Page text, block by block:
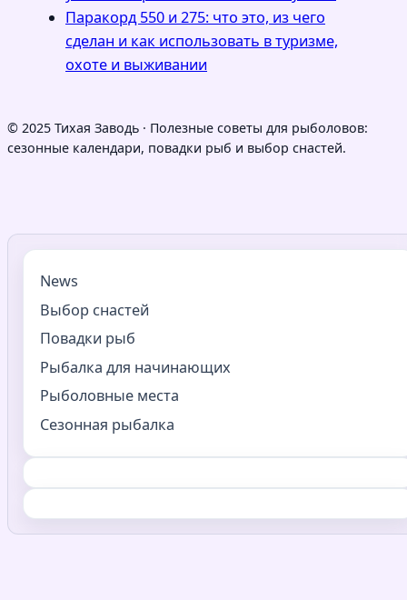
Паракорд 550 и 275: что это, из чего
сделан и как использовать в туризме,
охоте и выживании
© 2025 Тихая Заводь · Полезные советы для рыболовов:
сезонные календари, повадки рыб и выбор снастей.
News
Выбор снастей
Повадки рыб
Рыбалка для начинающих
Рыболовные места
Сезонная рыбалка